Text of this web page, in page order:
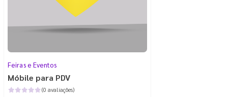
Feiras e Eventos
Móbile para PDV
(0 avaliações)